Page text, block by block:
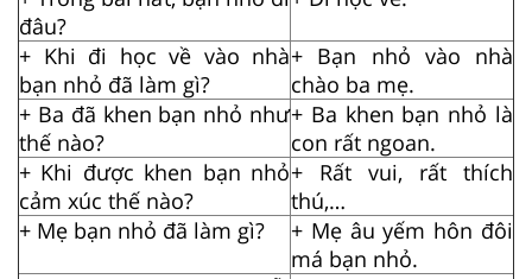
đâu?
+ Khi đi học về vào nhà
bạn nhỏ đã làm gì?
+ Bạn nhỏ vào nhà
chào ba mẹ.
+ Ba đã khen bạn nhỏ như
thế nào?
+ Ba khen bạn nhỏ là
con rất ngoan.
+ Khi được khen bạn nhỏ
cảm xúc thế nào?
+ Rất vui, rất thích
thú,…
+ Mẹ bạn nhỏ đã làm gì?
+ Mẹ âu yếm hôn đôi
má bạn nhỏ.